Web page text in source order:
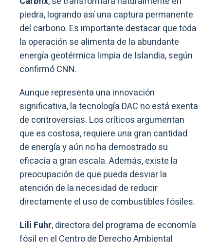
piedra, logrando así una captura permanente
del carbono. Es importante destacar que toda
la operación se alimenta de la abundante
energía geotérmica limpia de Islandia, según
confirmó CNN.
Aunque representa una innovación
significativa, la tecnología DAC no está exenta
de controversias. Los críticos argumentan
que es costosa, requiere una gran cantidad
de energía y aún no ha demostrado su
eficacia a gran escala. Además, existe la
preocupación de que pueda desviar la
atención de la necesidad de reducir
directamente el uso de combustibles fósiles.
Lili Fuhr, directora del programa de economía
fósil en el Centro de Derecho Ambiental